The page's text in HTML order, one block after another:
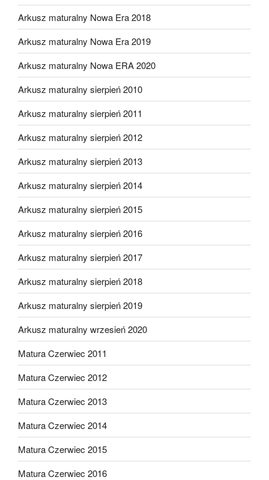
Arkusz maturalny Nowa Era 2018
Arkusz maturalny Nowa Era 2019
Arkusz maturalny Nowa ERA 2020
Arkusz maturalny sierpień 2010
Arkusz maturalny sierpień 2011
Arkusz maturalny sierpień 2012
Arkusz maturalny sierpień 2013
Arkusz maturalny sierpień 2014
Arkusz maturalny sierpień 2015
Arkusz maturalny sierpień 2016
Arkusz maturalny sierpień 2017
Arkusz maturalny sierpień 2018
Arkusz maturalny sierpień 2019
Arkusz maturalny wrzesień 2020
Matura Czerwiec 2011
Matura Czerwiec 2012
Matura Czerwiec 2013
Matura Czerwiec 2014
Matura Czerwiec 2015
Matura Czerwiec 2016